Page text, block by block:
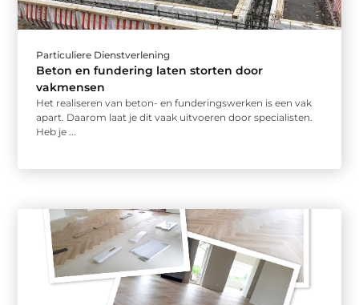
Particuliere Dienstverlening
Beton en fundering laten storten door
vakmensen
Het realiseren van beton- en funderingswerken is een vak
apart. Daarom laat je dit vaak uitvoeren door specialisten.
Heb je ...